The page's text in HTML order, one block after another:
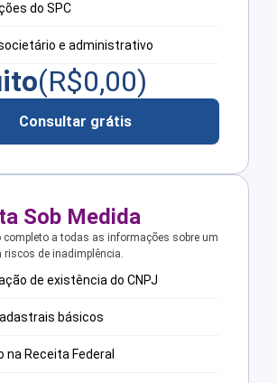
do SPC
e administrativo
(R$0,00)
Consultar grátis
Sob Medida
completo a todas as informações sobre um
riscos de inadimplência.
de existência do CNPJ
básicos
na Receita Federal